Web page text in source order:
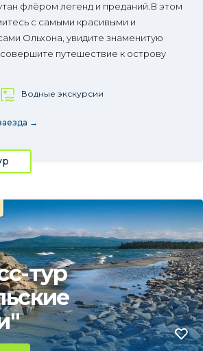
флёром легенд и преданий.В этом
с самыми красивыми и
Ольхона, увидите знаменитую
путешествие к острову
Водные экскурсии
→
тур